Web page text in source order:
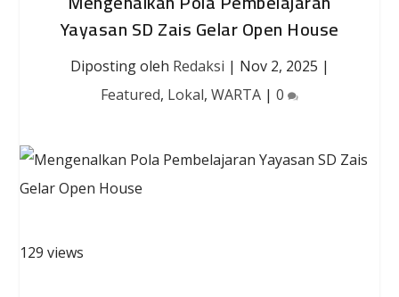
Yayasan SD Zais Gelar Open House
Diposting oleh Redaksi | Nov 2, 2025 |
Featured, Lokal, WARTA | 0
129 views